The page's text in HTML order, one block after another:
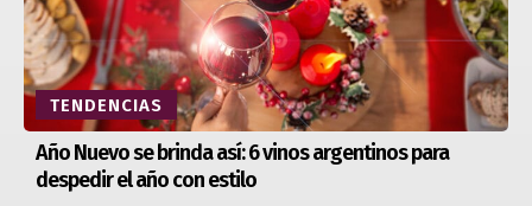
TENDENCIAS
Año Nuevo se brinda así: 6 vinos argentinos para
despedir el año con estilo